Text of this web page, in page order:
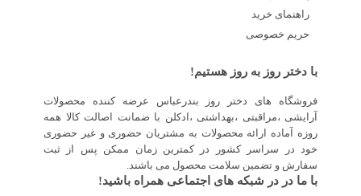
راهنمای خرید
حریم خصوصی
با دختر روز به روز هستیم!
فروشگاه های دختر روز بندرعباس عرضه کننده محصولات
آرایشی ،مراقبتی ،بهداشتی ،ادکلن با ضمانت اصالت کالا همه
روزه آماده ارائه محصولات به مشتریان حضوری و غیر حضوری
خود در سراسر کشور در کمترین زمان ممکن پس از ثبت
سفارش و تضمین سلامت محصول می باشند.
با ما در در شبکه های اجتماعی همراه باشید!